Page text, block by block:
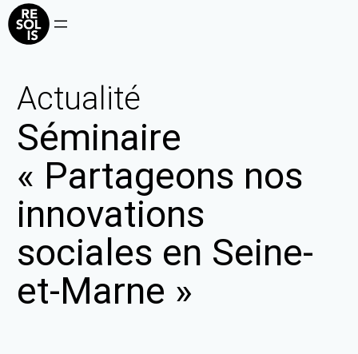
Actualité
Séminaire
« Partageons nos
innovations
sociales en Seine-
et-Marne »